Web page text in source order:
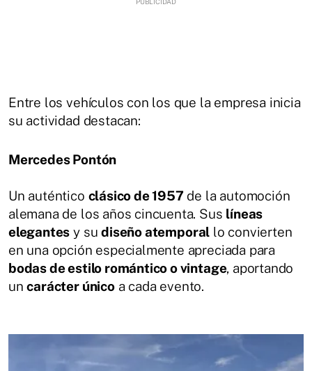
Entre los vehículos con los que la empresa inicia
su actividad destacan:
Mercedes Pontón
Un auténtico clásico de 1957 de la automoción
alemana de los años cincuenta. Sus líneas
elegantes y sudiseño atemporal lo convierten
en una opción especialmente apreciada para
bodas de estilo romántico o vintage, aportando
uncarácter únicoa cada evento.